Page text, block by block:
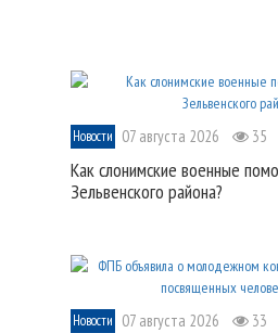
Новости 07 августа 2026 35
Как слонимские военные
Зельвенского района?
Новости 07 августа 2026 33